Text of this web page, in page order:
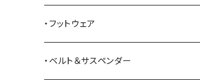
American Optical
ANDERSON BEAN BOOT CO.
セーター
スウェットシャツ
オーバーオール
ミリタリーパンツ
ジャケット
ベスト
トートバッグ
ショルダーバッグ
・フットウェア
ブーツ
・ベルト＆サスペンダー